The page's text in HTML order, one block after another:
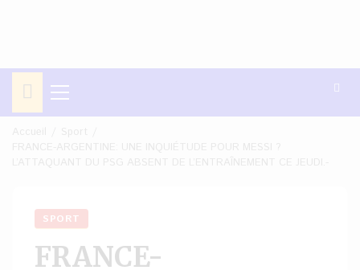
Menu
principal
SPORT
FRANCE-